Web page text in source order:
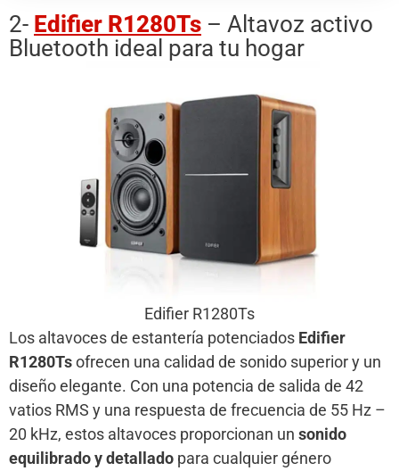
2- Edifier R1280Ts – Altavoz activo
Bluetooth ideal para tu hogar
Edifier R1280Ts
Los altavoces de estantería potenciados Edifier
R1280Tsofrecen una calidad de sonido superior y un
diseño elegante. Con una potencia de salida de 42
vatios RMS y una respuesta de frecuencia de 55 Hz –
20 kHz, estos altavoces proporcionan un sonido
equilibrado y detallado para cualquier género